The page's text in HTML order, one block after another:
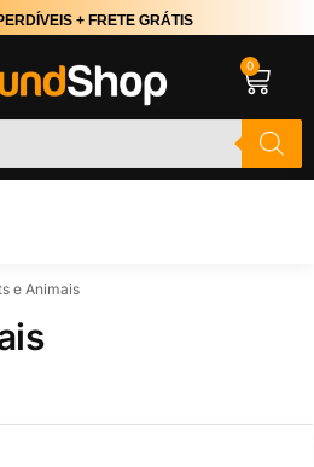
+ FRETE GRÁTIS
0
e Animais